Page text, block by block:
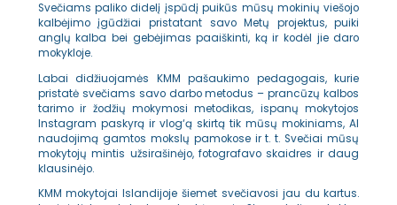
Svečiams paliko didelį įspūdį puikūs mūsų mokinių viešojo
kalbėjimo įgūdžiai pristatant savo Metų projektus, puiki
anglų kalba bei gebėjimas paaiškinti, ką ir kodėl jie daro
mokykloje.
Labai didžiuojamės KMM pašaukimo pedagogais, kurie
pristatė svečiams savo darbo metodus – prancūzų kalbos
tarimo ir žodžių mokymosi metodikas, ispanų mokytojos
Instagram paskyrą ir vlog‘ą skirtą tik mūsų mokiniams, AI
naudojimą gamtos mokslų pamokose ir t. t. Svečiai mūsų
mokytojų mintis užsirašinėjo, fotografavo skaidres ir daug
klausinėjo.
KMM mokytojai Islandijoje šiemet svečiavosi jau du kartus.